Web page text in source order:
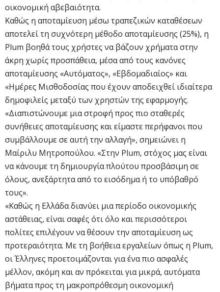
οικονομική αβεβαιότητα.
Καθώς η αποταμίευση μέσω τραπεζικών καταθέσεων
αποτελεί τη συχνότερη μέθοδο αποταμίευσης (25%), η
Plum βοηθά τους χρήστες να βάζουν χρήματα στην
άκρη χωρίς προσπάθεια, μέσα από τους κανόνες
αποταμίευσης «Αυτόματος», «Εβδομαδιαίος» και
«Ημέρες Μισθοδοσίας που έχουν αποδειχθεί ιδιαίτερα
δημοφιλείς μεταξύ των χρηστών της εφαρμογής.
«Διαπιστώνουμε μια στροφή προς πιο σταθερές
συνήθειες αποταμίευσης και είμαστε περήφανοι που
συμβάλλουμε σε αυτή την αλλαγή», σημειώνει η
Μαίριλυ Μητροπούλου. «Στην Plum, στόχος μας είναι
να κάνουμε τη δημιουργία πλούτου προσβάσιμη σε
όλους, ανεξάρτητα από το εισόδημα ή το υπόβαθρό
τους».
«Καθώς η Ελλάδα διανύει μια περίοδο οικονομικής
αστάθειας, είναι σαφές ότι όλο και περισσότεροι
πολίτες επιλέγουν να θέσουν την αποταμίευση ως
προτεραιότητα. Με τη βοήθεια εργαλείων όπως η Plum,
οι Έλληνες προετοιμάζονται για ένα πιο ασφαλές
μέλλον, ακόμη και αν πρόκειται για μικρά, αυτόματα
βήματα προς τη μακροπρόθεσμη οικονομική